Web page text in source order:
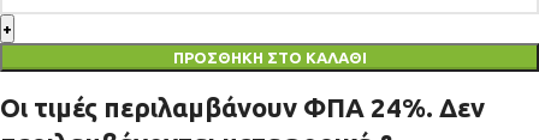
ΠΡΟΣΘΉΚΗ ΣΤΟ ΚΑΛΆΘΙ
Οι τιμές περιλαμβάνουν ΦΠΑ 24%. Δεν